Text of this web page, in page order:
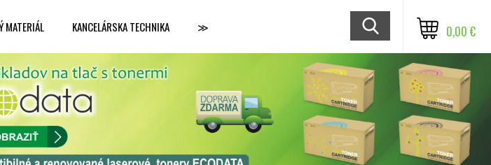
MATERIÁL KANCELÁRSKA TECHNIKA ≫ 0,00 €